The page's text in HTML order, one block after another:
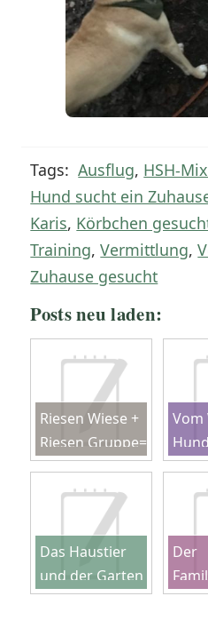
Tags:Ausflug, HSH-
Hund sucht ein
Karis, Körbchen
Training,Vermittlung,
Zuhause gesucht
Posts neu laden:
Riesen Wiese +
Riesen Gruppe=
Riesen Spaß?
Vom
Hund
Das Haustier
und der Garten
- eine gute
Der